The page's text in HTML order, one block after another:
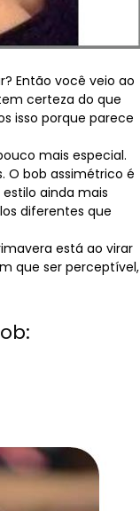
Então você veio ao
certeza do que
isso porque parece
mais especial.
O bob assimétrico é
ainda mais
diferentes que
está ao virar
que ser perceptível,